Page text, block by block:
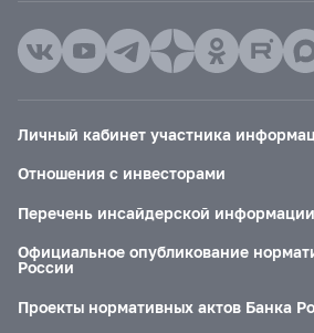
Личный кабинет участника
Отношения с инвесторами
Перечень инсайдерской
Официальное опубликование
России
Проекты нормативных актов Банка